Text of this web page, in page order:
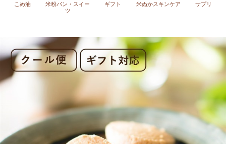
こめ油
米粉パン・スイー
ツ
ギフト 米ぬかスキンケア サプリ